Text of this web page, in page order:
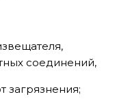
соединений,
загрязнения;